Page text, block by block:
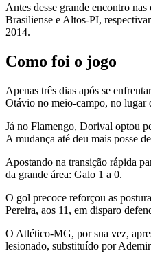
Antes desse grande encontro
Brasiliense e Altos-PI,
2014.
Como foi o jogo
Apenas três dias após se
Otávio no meio-campo, no lugar
Já no Flamengo, Dorival optou
A mudança até deu mais posse
Apostando na transição rápida
da grande área: Galo 1 a 0.
O gol precoce reforçou as
Pereira, aos 11, em disparo
O Atlético-MG, por sua vez,
lesionado, substituído por